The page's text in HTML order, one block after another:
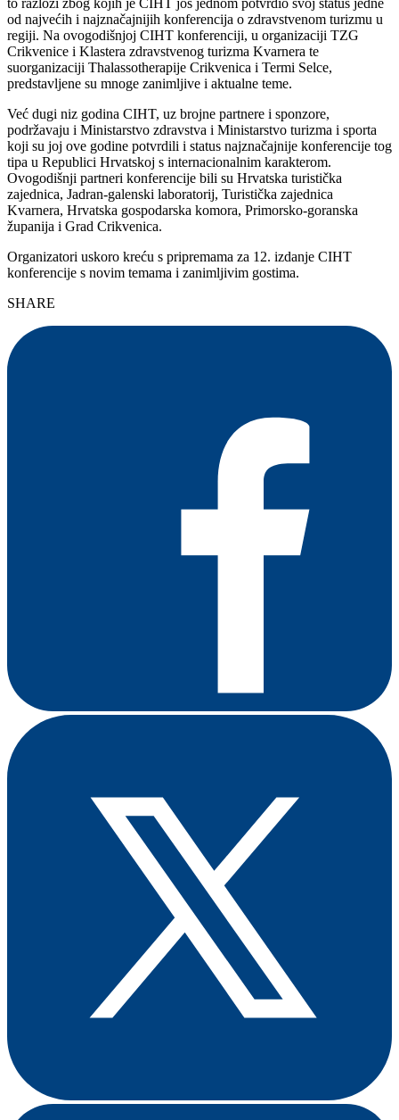
od najvećih i najznačajnijih konferencija o zdravstvenom turizmu u
regiji. Na ovogodišnjoj CIHT konferenciji, u organizaciji TZG
Crikvenice i Klastera zdravstvenog turizma Kvarnera te
suorganizaciji Thalassotherapije Crikvenica i Termi Selce,
predstavljene su mnoge zanimljive i aktualne teme.
Već dugi niz godina CIHT, uz brojne partnere i sponzore,
podržavaju i Ministarstvo zdravstva i Ministarstvo turizma i sporta
koji su joj ove godine potvrdili i status najznačajnije konferencije tog
tipa u Republici Hrvatskoj s internacionalnim karakterom.
Ovogodišnji partneri konferencije bili su Hrvatska turistička
zajednica, Jadran-galenski laboratorij, Turistička zajednica
Kvarnera, Hrvatska gospodarska komora, Primorsko-goranska
županija i Grad Crikvenica.
Organizatori uskoro kreću s pripremama za 12. izdanje CIHT
konferencije s novim temama i zanimljivim gostima.
SHARE